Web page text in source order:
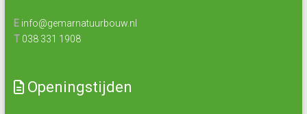
E info@gemarnatuurbouw.nl
T 038 331 1908
Openingstijden